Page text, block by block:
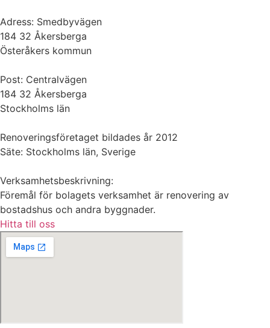
Adress: Smedbyvägen
184 32 Åkersberga
Österåkers kommun
Post: Centralvägen
184 32 Åkersberga
Stockholms län
Renoveringsföretaget bildades år 2012
Säte: Stockholms län, Sverige
Verksamhetsbeskrivning:
Föremål för bolagets verksamhet är renovering av
bostadshus och andra byggnader.
Hitta till oss